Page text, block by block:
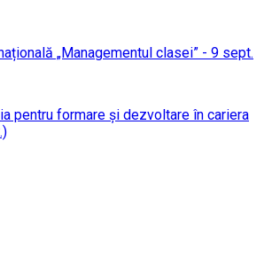
„Managementul clasei” - 9 sept.
pentru formare și dezvoltare în cariera